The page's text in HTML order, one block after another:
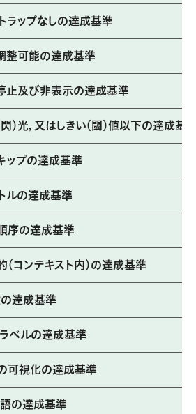
ップなしの達成基準
整可能の達成基準
止及び非表示の達成基準
光，又はしきい（閾）値以下の達成基
プの達成基準
ルの達成基準
序の達成基準
コンテキスト内）の達成基準
達成基準
ベルの達成基準
可視化の達成基準
の達成基準